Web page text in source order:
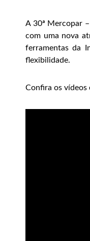
A 30ª Mercopar
com uma nova
ferramentas da
flexibilidade.
Confira os vídeos